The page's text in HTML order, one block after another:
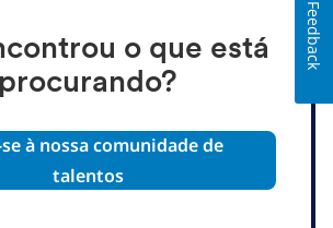
o que está
procurando?
à nossa comunidade de
talentos
Feedback